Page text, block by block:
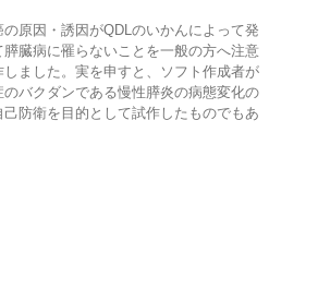
原因・誘因がQDLのいかんによって発
臓病に罹らないことを一般の方へ注意
ました。実を申すと、ソフト作成者が
バクダンである慢性膵炎の病態変化の
防衛を目的として試作したものでもあ